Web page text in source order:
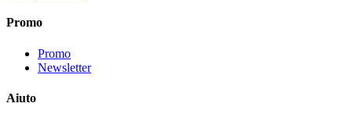
Promo
Promo
Newsletter
Aiuto